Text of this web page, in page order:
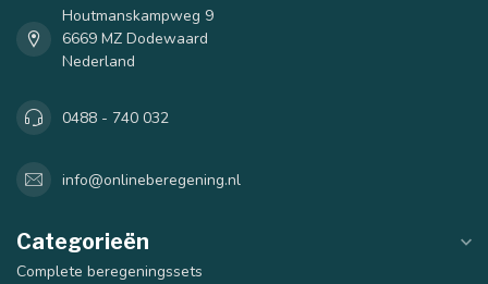
Houtmanskampweg 9
6669 MZ Dodewaard
Nederland
0488 - 740 032
info@onlineberegening.nl
Categorieën
Complete beregeningssets